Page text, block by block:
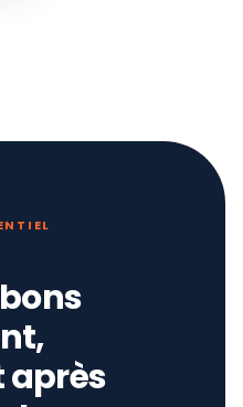
après